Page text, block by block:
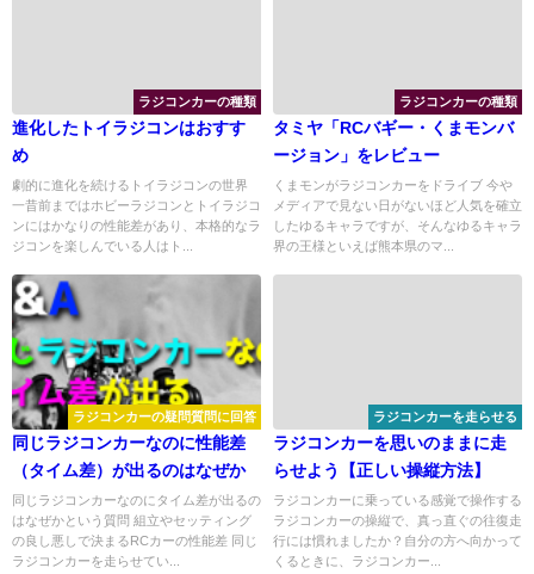
ラジコンカーの種類
進化したトイラジコンはおすす
め
劇的に進化を続けるトイラジコンの世界
一昔前まではホビーラジコンとトイラジコ
ンにはかなりの性能差があり、本格的なラ
ジコンを楽しんでいる人はト...
ラジコンカーの種類
タミヤ「RCバギー・くまモンバ
ージョン」をレビュー
くまモンがラジコンカーをドライブ 今や
メディアで見ない日がないほど人気を確立
したゆるキャラですが、そんなゆるキャラ
界の王様といえば熊本県のマ...
ラジコンカーの疑問質問に回答
同じラジコンカーなのに性能差
（タイム差）が出るのはなぜか
同じラジコンカーなのにタイム差が出るの
はなぜかという質問 組立やセッティング
の良し悪しで決まるRCカーの性能差 同じ
ラジコンカーを走らせてい...
ラジコンカーを走らせる
ラジコンカーを思いのままに走
らせよう【正しい操縦方法】
ラジコンカーに乗っている感覚で操作する
ラジコンカーの操縦で、真っ直ぐの往復走
行には慣れましたか？自分の方へ向かって
くるときに、ラジコンカー...